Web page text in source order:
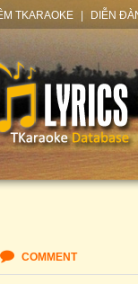
TKARAOKE DIỄN
COMMENT